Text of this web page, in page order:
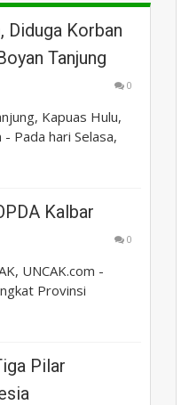
Diduga Korban
Tanjung
0
Kapuas Hulu,
Pada hari Selasa,
Kalbar
0
UNCAK.com -
Provinsi
Pilar